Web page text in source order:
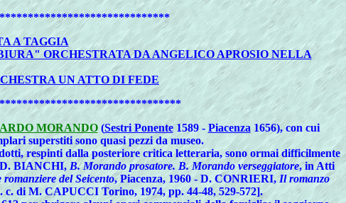
A TAGGIA
ORCHESTRATA DA ANGELICO APROSIO NELLA
UN ATTO DI FEDE
MORANDO(Sestri Ponente1589 -Piacenza 1656), con cui
superstiti sono quasi pezzi da museo.
respinti dalla posteriore critica letteraria, sono ormai difficilmente
BIANCHI, B. Morando prosatore. B. Morando verseggiatore, in Atti
del Seicento, Piacenza, 1960 - D. CONRIERI,Il romanzo
c. di M. CAPUCCI Torino, 1974, pp. 44-48, 529-572].